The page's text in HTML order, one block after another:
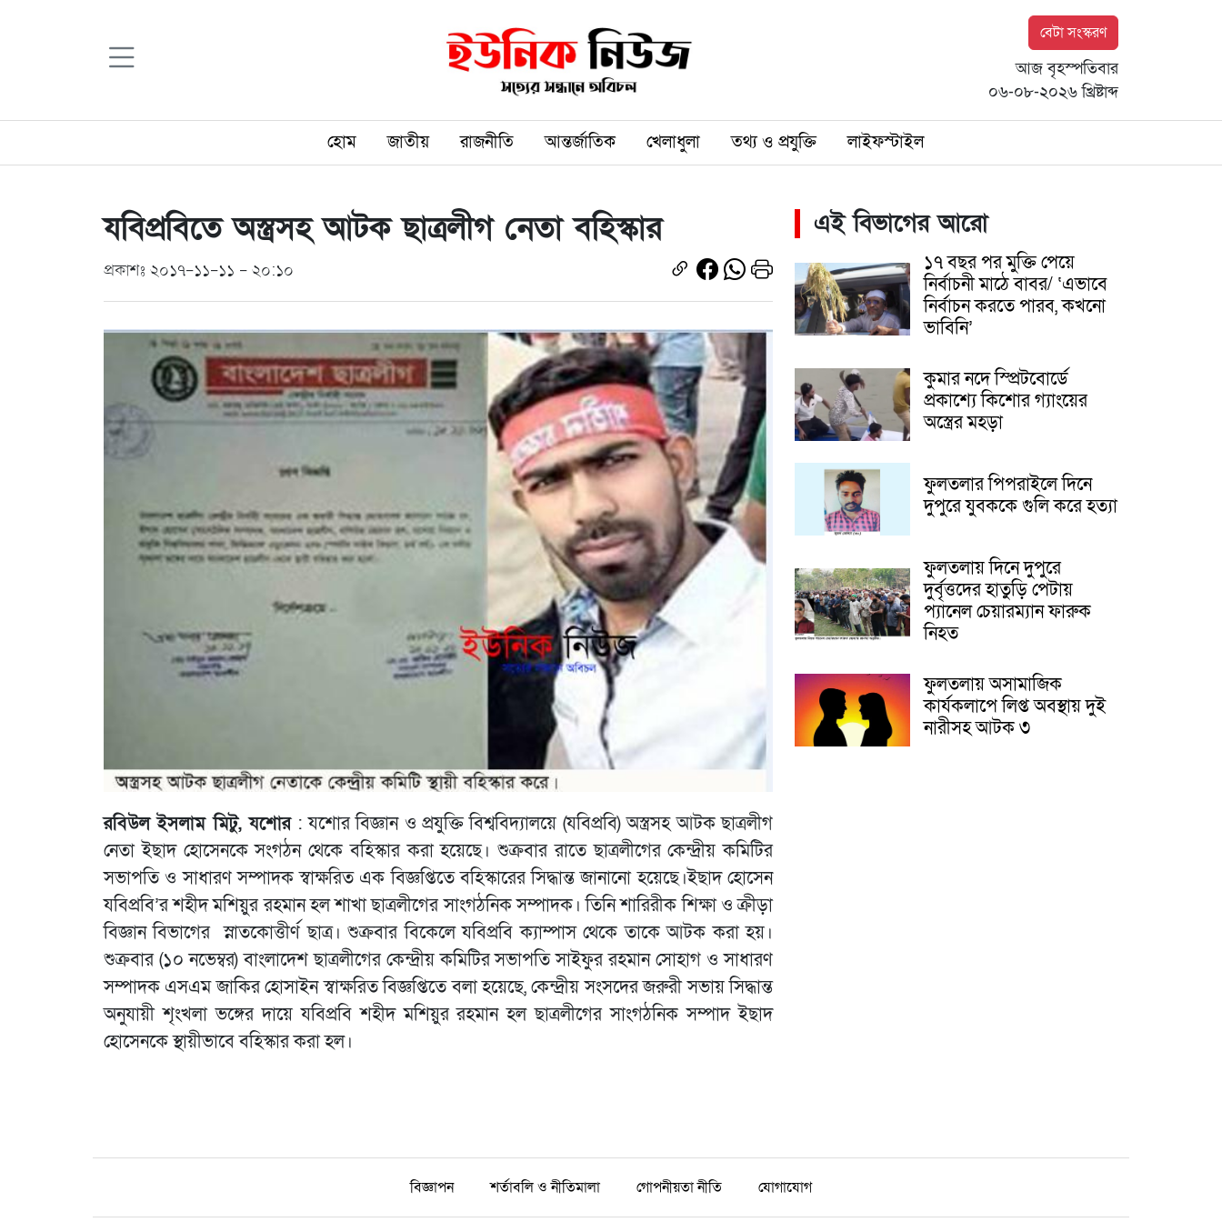
বেটা সংস্করণ
আজ বৃহস্পতিবার
০৬-০৮-২০২৬ খ্রিষ্টাব্দ
হোম জাতীয় রাজনীতি আন্তর্জাতিক খেলাধুলা তথ্য ও প্রযুক্তি লাইফস্টাইল
যবিপ্রবিতে অস্ত্রসহ আটক ছাত্রলীগ নেতা বহিস্কার
প্রকাশঃ ২০১৭-১১-১১ - ২০:১০
রবিউল ইসলাম মিটু, যশোর: যশোর বিজ্ঞান ও প্রযুক্তি বিশ্ববিদ্যালয়ে (যবিপ্রবি) অস্ত্রসহ আটক ছাত্রলীগ
নেতা ইছাদ হোসেনকে সংগঠন থেকে বহিস্কার করা হয়েছে। শুক্রবার রাতে ছাত্রলীগের কেন্দ্রীয় কমিটির
সভাপতি ও সাধারণ সম্পাদক স্বাক্ষরিত এক বিজ্ঞপ্তিতে বহিস্কারের সিদ্ধান্ত জানানো হয়েছে।ইছাদ হোসেন
যবিপ্রবি’র শহীদ মশিয়ুর রহমান হল শাখা ছাত্রলীগের সাংগঠনিক সম্পাদক। তিনি শারিরীক শিক্ষা ও ক্রীড়া
বিজ্ঞান বিভাগের স্নাতকোত্তীর্ণ ছাত্র। শুক্রবার বিকেলে যবিপ্রবি ক্যাম্পাস থেকে তাকে আটক করা হয়।
শুক্রবার (১০ নভেম্বর) বাংলাদেশ ছাত্রলীগের কেন্দ্রীয় কমিটির সভাপতি সাইফুর রহমান সোহাগ ও সাধারণ
সম্পাদক এসএম জাকির হোসাইন স্বাক্ষরিত বিজ্ঞপ্তিতে বলা হয়েছে, কেন্দ্রীয় সংসদের জরুরী সভায় সিদ্ধান্ত
অনুযায়ী শৃংখলা ভঙ্গের দায়ে যবিপ্রবি শহীদ মশিয়ুর রহমান হল ছাত্রলীগের সাংগঠনিক সম্পাদ ইছাদ
হোসেনকে স্থায়ীভাবে বহিস্কার করা হল।
এই বিভাগের আরো
১৭ বছর পর মুক্তি পেয়ে
নির্বাচনী মাঠে বাবর/ ‘এভাবে
নির্বাচন করতে পারব, কখনো
ভাবিনি’
কুমার নদে স্প্রিটবোর্ডে
প্রকাশ্যে কিশোর গ্যাংয়ের
অস্ত্রের মহড়া
ফুলতলার পিপরাইলে দিনে
দুপুরে যুবককে গুলি করে হত্যা
ফুলতলায় দিনে দুপুরে
দুর্বৃত্তদের হাতুড়ি পেটায়
প্যানেল চেয়ারম্যান ফারুক
নিহত
ফুলতলায় অসামাজিক
কার্যকলাপে লিপ্ত অবস্থায় দুই
নারীসহ আটক ৩
বিজ্ঞাপন শর্তাবলি ও নীতিমালা গোপনীয়তা নীতি যোগাযোগ